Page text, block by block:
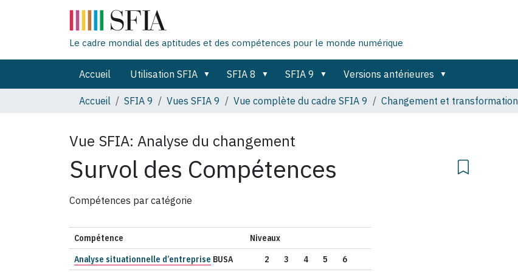
Le cadre mondial des aptitudes et des compétences pour le monde numérique
Accueil Utilisation SFIA SFIA 8 SFIA 9 Versions antérieures
Accueil
SFIA 9 Vues SFIA 9 Vue complète du cadre SFIA 9 Changement et transformation
Vue SFIA: Analyse du changement
Survol des Compétences
Compétences par catégorie
Compétence
Niveaux
Analyse situationnelle d’entreprise BUSA 2 3 4 5
6